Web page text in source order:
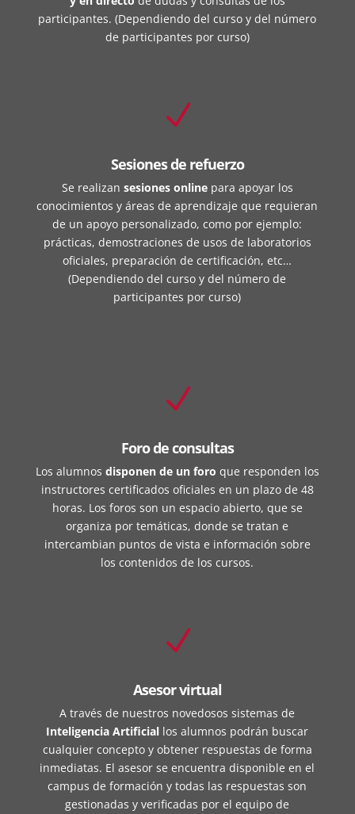
participantes. (Dependiendo del curso y del número
de participantes por curso)
N
Sesiones de refuerzo
Se realizan sesiones onlinepara apoyar los
conocimientos y áreas de aprendizaje que requieran
de un apoyo personalizado, como por ejemplo:
prácticas, demostraciones de usos de laboratorios
oficiales, preparación de certificación, etc…
(Dependiendo del curso y del número de
participantes por curso)
N
Foro de consultas
Los alumnos disponen de un foro que responden los
instructores certificados oficiales en un plazo de 48
horas. Los foros son un espacio abierto, que se
organiza por temáticas, donde se tratan e
intercambian puntos de vista e información sobre
los contenidos de los cursos.
N
Asesor virtual
A través de nuestros novedosos sistemas de
Inteligencia Artificial los alumnos podrán buscar
cualquier concepto y obtener respuestas de forma
inmediatas. El asesor se encuentra disponible en el
campus de formación y todas las respuestas son
gestionadas y verificadas por el equipo de